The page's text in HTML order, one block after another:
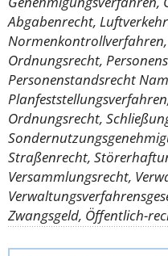
Abgabenrecht,
Ordnungsrecht,
Personenstandsrecht
Ordnungsrecht,
Straßenrecht,
Versammlungsrecht,
Zwangsgeld, Öffentlich-